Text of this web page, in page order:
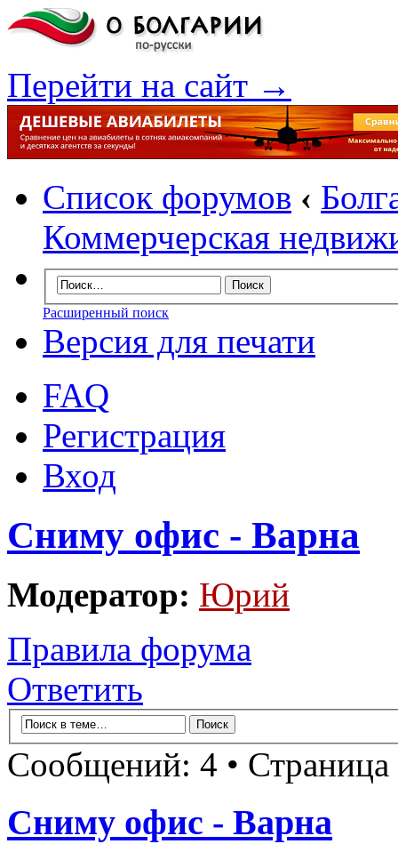
Перейти на сайт →
Список форумов ‹
Коммерчерская
Расширенный поиск
Версия для печати
FAQ
Регистрация
Вход
Сниму офис - Варна
Модератор: Юрий
Правила форума
Ответить
Сообщений: 4 • Страница
Сниму офис - Варна